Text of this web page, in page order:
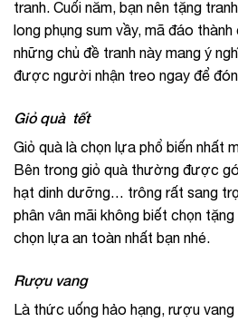
tranh. Cuối năm, bạn nên tặng
long phụng sum vầy, mã đáo
những chủ đề tranh này mang ý
được người nhận treo ngay để
Giỏ quà tết
Giỏ quà là chọn lựa phổ biến nhất
Bên trong giỏ quà thường được
hạt dinh dưỡng… trông rất sang
phân vân mãi không biết chọn
chọn lựa an toàn nhất bạn nhé.
Rượu vang
Là thức uống hảo hạng, rượu